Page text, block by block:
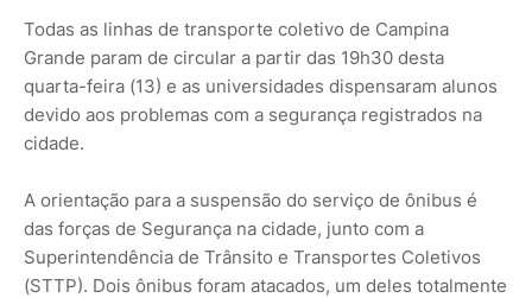
Todas as linhas de transporte coletivo de Campina
Grande param de circular a partir das 19h30 desta
quarta-feira (13) e as universidades dispensaram alunos
devido aos problemas com a segurança registrados na
cidade.
A orientação para a suspensão do serviço de ônibus é
das forças de Segurança na cidade, junto com a
Superintendência de Trânsito e Transportes Coletivos
(STTP). Dois ônibus foram atacados, um deles totalmente